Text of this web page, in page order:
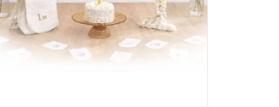
（3本１脚セット） ①​お花部分：3
個 ​ ②茎部分：3本 ​（予備１本）
③土台：1個 ​ ■​プリンセスドレス